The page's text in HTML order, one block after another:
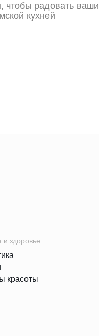
чтобы радовать
кухней
и здоровье
красоты